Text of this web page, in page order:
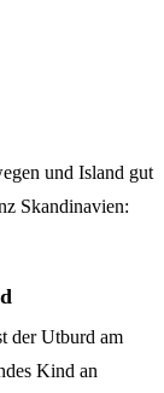
und Island gut
Skandinavien:
der Utburd am
Kind an